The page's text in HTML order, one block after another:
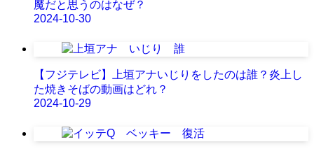
魔だと思うのはなぜ？
2024-10-30
【フジテレビ】上垣アナいじりをしたのは誰？炎上し
た焼きそばの動画はどれ？
2024-10-29